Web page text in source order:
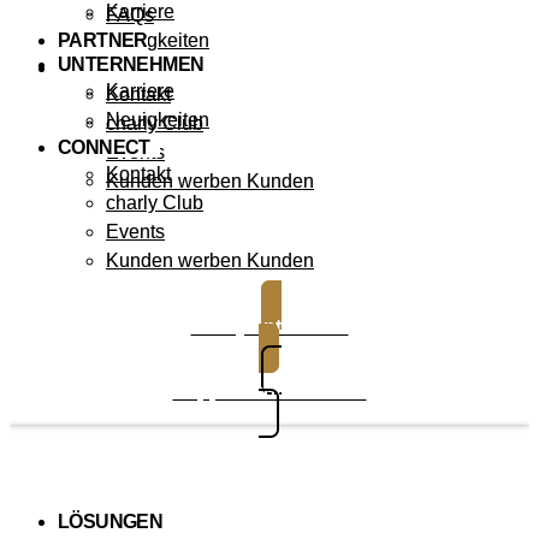
Karriere
Neuigkeiten
CONNECT
Kontakt
charly Club
Events
Kunden werben Kunden
FAQs
PARTNER
UNTERNEHMEN
Karriere
Neuigkeiten
CONNECT
Kontakt
charly Club
Events
Kunden werben Kunden
charly entdecken
Support kontaktieren
LÖSUNGEN